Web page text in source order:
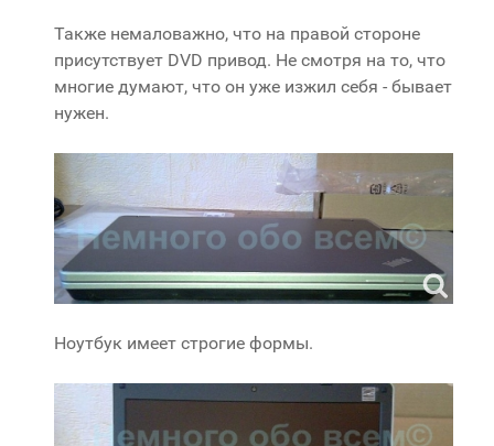
Также немаловажно, что на правой стороне
присутствует DVD привод. Не смотря на то, что
многие думают, что он уже изжил себя - бывает
нужен.
Ноутбук имеет строгие формы.